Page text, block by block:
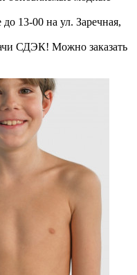
13-00 на ул. Заречная,
СДЭК! Можно заказать